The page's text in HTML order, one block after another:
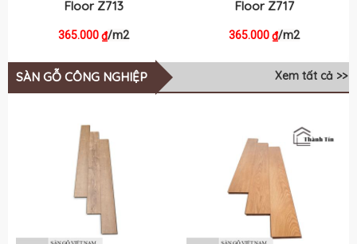
Floor Z713
365.000₫/m2
Floor Z717
365.000₫/m2
SÀN GỖ CÔNG NGHIỆP Xem tất cả >>